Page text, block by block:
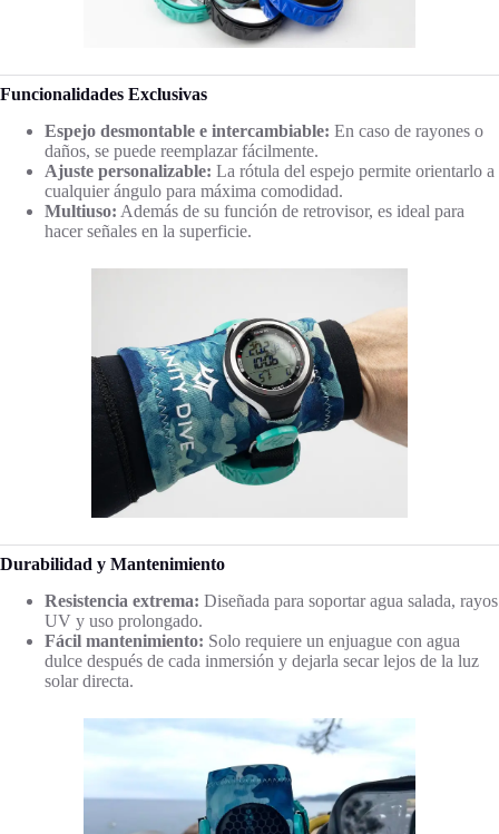
Funcionalidades Exclusivas
Espejo desmontable e intercambiable: En caso de rayones o
daños, se puede reemplazar fácilmente.
Ajuste personalizable: La rótula del espejo permite orientarlo a
cualquier ángulo para máxima comodidad.
Multiuso: Además de su función de retrovisor, es ideal para
hacer señales en la superficie.
Durabilidad y Mantenimiento
Resistencia extrema: Diseñada para soportar agua salada, rayos
UV y uso prolongado.
Fácil mantenimiento: Solo requiere un enjuague con agua
dulce después de cada inmersión y dejarla secar lejos de la luz
solar directa.